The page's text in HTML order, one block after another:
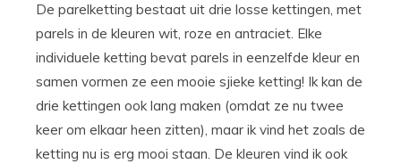
De parelketting bestaat uit drie losse kettingen, met
parels in de kleuren wit, roze en antraciet. Elke
individuele ketting bevat parels in eenzelfde kleur en
samen vormen ze een mooie sjieke ketting! Ik kan de
drie kettingen ook lang maken (omdat ze nu twee
keer om elkaar heen zitten), maar ik vind het zoals de
ketting nu is erg mooi staan. De kleuren vind ik ook